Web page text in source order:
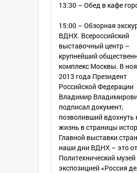
13:30 – Обед в кафе
15:00 – Обзорная
ВДНХ. Всероссийский
выставочный центр –
крупнейший
комплекс Москвы. В
2013 года Президент
Российской Федерации
Владимир
подписал документ,
позволивший вдохнуть
жизнь в страницы
Главной выставки
наши дни ВДНХ – это
Политехнический музей
экспозицией «Россия